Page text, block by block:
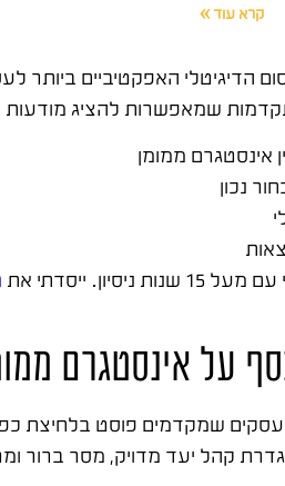
קרא עוד »
הדיגיטלי האפקטיביים
שמאפשרות להציג
אינסטגרם ממומן
נכון
ייסדתי את
על אינסטגרם
עסקים שמקדמים פוסט בלחיצת
קהל יעד מדויק, מסר ברור